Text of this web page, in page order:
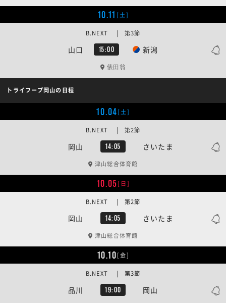
10.11 [土]
山口 15:00 新潟
B.NEXT | 第3節
俵田翁
トライフープ岡山の日程
10.04[土]
岡山 14:05 さいたま
B.NEXT | 第2節
津山総合体育館
10.05[日]
岡山 14:05 さいたま
B.NEXT | 第2節
津山総合体育館
10.10[金]
品川 19:00 岡山
B.NEXT | 第3節